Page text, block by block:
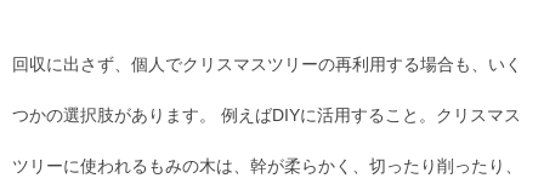
回収に出さず、個人でクリスマスツリーの再利用する場合も、いく
つかの選択肢があります。 例えばDIYに活用すること。クリスマス
ツリーに使われるもみの木は、幹が柔らかく、切ったり削ったり、